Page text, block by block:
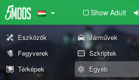
Show Adult
Eszközök Járművek
Fegyverek
Szkriptek
Térképek
Egyéb